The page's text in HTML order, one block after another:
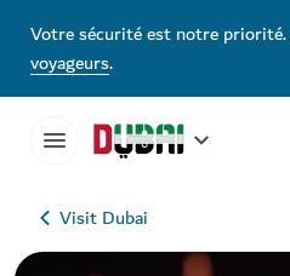
Votre sécurité est notre priorité.
voyageurs.
Visit Dubai